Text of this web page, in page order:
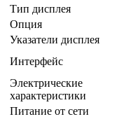
Тип дисплея
Опция
Указатели дисплея
Интерфейс
Электрические
характеристики
Питание от сети